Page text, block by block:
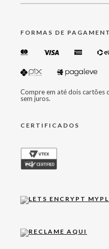
FORMAS DE
Compre em até dois cartões
sem juros.
CERTIFICADOS